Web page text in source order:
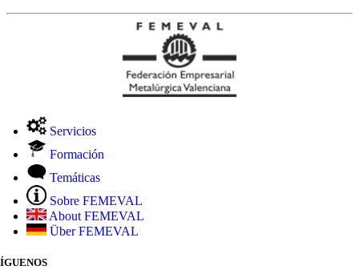
Servicios
Formación
Temáticas
Sobre FEMEVAL
About FEMEVAL
Über FEMEVAL